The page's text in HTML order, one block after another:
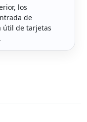
los
de
útil de tarjetas